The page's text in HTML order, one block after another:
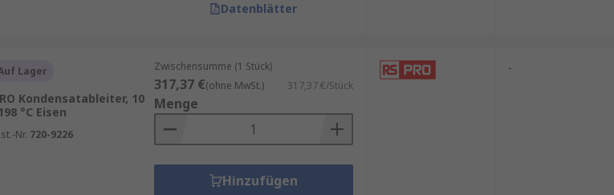
Datenblätter
Lager
Kondensatableiter, 10
°C Eisen
Nr. 720-9226
Zwischensumme (1 Stück)
317,37 €(ohne MwSt.) 317,37 €/Stück
Menge
Hinzufügen
-